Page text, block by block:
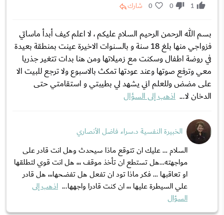
1
0
0 شارك
بسم الله الرحمن الرحيم السلام عليكم ، لا اعلم كيف أبدأ ماساتي
فزواجي منها بلغ 18 سنة و بالسنوات الاخيرة عينت بمنطقة بعيدة
في روضة اطفال وسكنت مع زميلاتها ومن هنا بدات تتغير جذريا
معي وترفع صوتها وعند عودتها تمكث بالاسبوع ولا ترجع للبيت الا
على مضض وللعلم اني يشهد لي بطيبتي و استقامتي حتى
الدخان لا... اذهب إلى السؤال
الخبيرة النفسية د.سراء فاضل الأنصاري
السلام … عليك ان تتوقع ماذا سيحدث وهل انت قادر على
مواجهته…هل تستطع ان تأخذ موقف ،،، هل انت قوي لتطلقها
او تعاقبها … فكر ماذا تود ان تفعل هل تفضحها،،، هل قادر
علي السيطرة عليها ،،، ان كنت قادرا واجهها... اذهب إلى
السؤال